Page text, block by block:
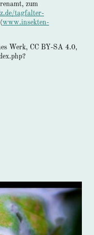
zum
tagfalter-
www.insekten-
Werk, CC BY-SA 4.0,